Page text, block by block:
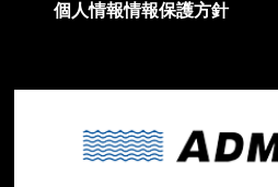
個人情報情報保護方針